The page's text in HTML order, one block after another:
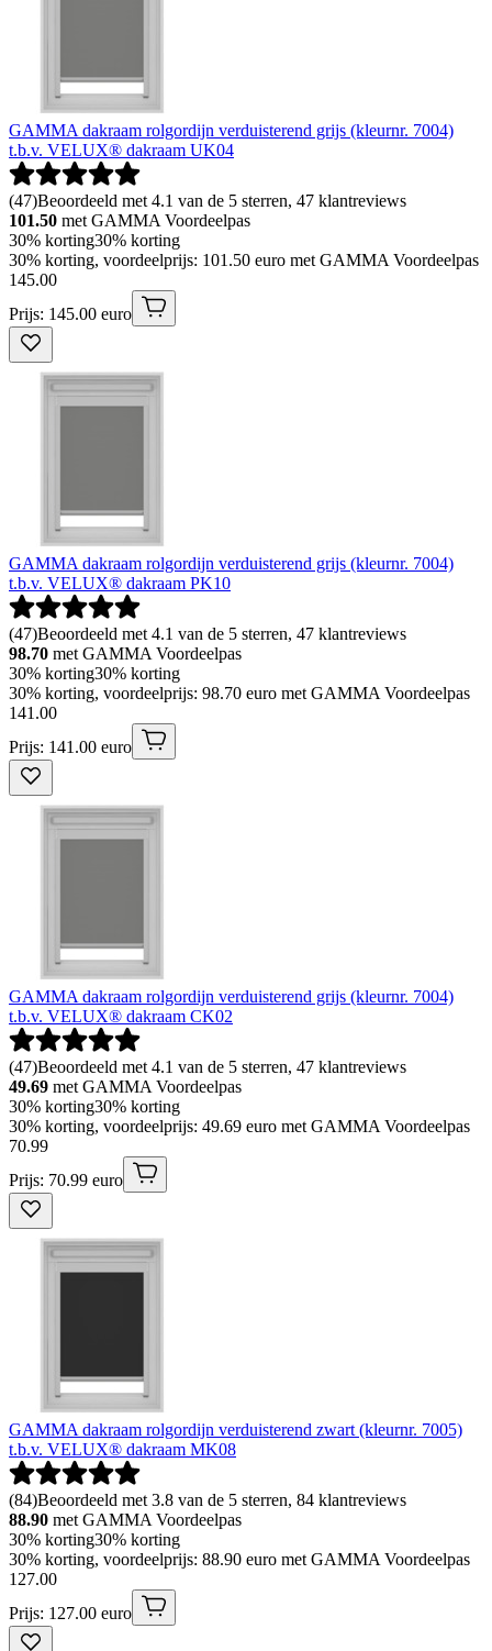
GAMMA dakraam rolgordijn verduisterend grijs (kleurnr. 7004)
t.b.v. VELUX® dakraam UK04
(47)Beoordeeld met 4.1 van de 5 sterren, 47 klantreviews
101.50 met GAMMA Voordeelpas
30% korting30% korting
30% korting, voordeelprijs: 101.50 euro met GAMMA Voordeelpas
145.00
Prijs: 145.00 euro
GAMMA dakraam rolgordijn verduisterend grijs (kleurnr. 7004)
t.b.v. VELUX® dakraam PK10
(47)Beoordeeld met 4.1 van de 5 sterren, 47 klantreviews
98.70 met GAMMA Voordeelpas
30% korting30% korting
30% korting, voordeelprijs: 98.70 euro met GAMMA Voordeelpas
141 .00
Prijs: 141.00 euro
GAMMA dakraam rolgordijn verduisterend grijs (kleurnr. 7004)
t.b.v. VELUX® dakraam CK02
(47)Beoordeeld met 4.1 van de 5 sterren, 47 klantreviews
49.69 met GAMMA Voordeelpas
30% korting30% korting
30% korting, voordeelprijs: 49.69 euro met GAMMA Voordeelpas
70.99
Prijs: 70.99 euro
GAMMA dakraam rolgordijn verduisterend zwart (kleurnr. 7005)
t.b.v. VELUX® dakraam MK08
(84)Beoordeeld met 3.8 van de 5 sterren, 84 klantreviews
88.90 met GAMMA Voordeelpas
30% korting30% korting
30% korting, voordeelprijs: 88.90 euro met GAMMA Voordeelpas
127.00
Prijs: 127.00 euro